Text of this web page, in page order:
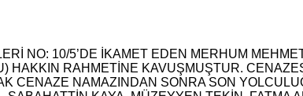
NO: 10/5’DE İKAMET EDEN MERHUM
HAKKIN RAHMETİNE KAVUŞMUŞTUR.
CENAZE NAMAZINDAN SONRA SON